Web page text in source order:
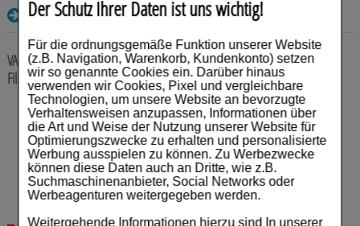
Der Schutz Ihrer Daten ist uns wichtig!
Für die ordnungsgemäße Funktion unserer Website
(z.B. Navigation, Warenkorb, Kundenkonto) setzen
wir so genannte Cookies ein. Darüber hinaus
verwenden wir Cookies, Pixel und vergleichbare
Technologien, um unsere Website an bevorzugte
Verhaltensweisen anzupassen, Informationen über
die Art und Weise der Nutzung unserer Website für
Optimierungszwecke zu erhalten und personalisierte
Werbung ausspielen zu können. Zu Werbezwecke
können diese Daten auch an Dritte, wie z.B.
Suchmaschinenanbieter, Social Networks oder
Werbeagenturen weitergegeben werden.
Weitergehende Informationen hierzu sind In unserer
Details
VALSARTAN/HCT Mylan 320 mg/25 mg Filmtabletten98 St
Filmtabletten
Anbieter: Viatris Healthcare GmbH
Einheit: 98 St
Darreichungsform: Filmtabletten
PZN: 10055048
34,89€¹